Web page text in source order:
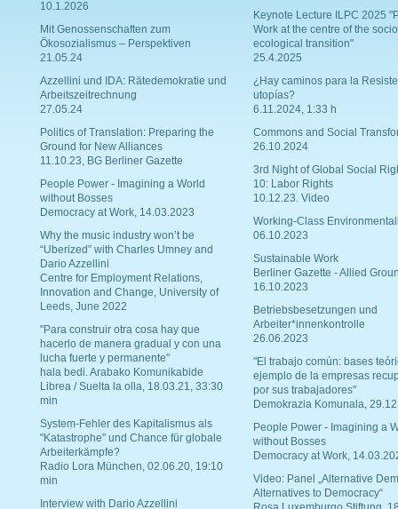
10.1.2026
Mit Genossenschaften zum
Ökosozialismus – Perspektiven
21.05.24
Azzellini und IDA: Rätedemokratie und
Arbeitszeitrechnung
27.05.24
Politics of Translation: Preparing the
Ground for New Alliances
11.10.23, BG Berliner Gazette
People Power - Imagining a World
without Bosses
Democracy at Work, 14.03.2023
Why the music industry won’t be
“Uberized” with Charles Umney and
Dario Azzellini
Centre for Employment Relations,
Innovation and Change, University of
Leeds, June 2022
"Para construir otra cosa hay que
hacerlo de manera gradual y con una
lucha fuerte y permanente"
hala bedi. Arabako Komunikabide
Librea / Suelta la olla, 18.03.21, 33:30
min
System-Fehler des Kapitalismus als
"Katastrophe" und Chance für globale
Arbeiterkämpfe?
Radio Lora München, 02.06.20, 19:10
min
Interview with Dario Azzellini
Keynote Lecture ILPC 2025
Work at the centre of the
ecological transition"
25.4.2025
¿Hay caminos para la
utopías?
6.11.2024, 1:33 h
Commons and Social
26.10.2024
3rd Night of Global Social
10: Labor Rights
10.12.23. Video
Working-Class
06.10.2023
Sustainable Work
Berliner Gazette - Allied
16.10.2023
Betriebsbesetzungen und
Arbeiter*innenkontrolle
26.06.2023
"El trabajo común: bases
ejemplo de la empresas
por sus trabajadores"
Demokrazia Komunala,
People Power - Imagining a
without Bosses
Democracy at Work,
Video: Panel „Alternative
Alternatives to Democracy“